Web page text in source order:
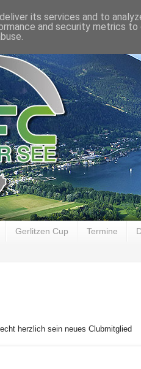
Gerlitzen Cup Termine
herzlich sein neues Clubmitglied
its services and to
and security metrics